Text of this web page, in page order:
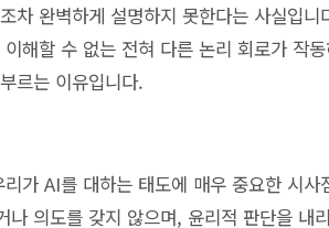
차 완벽하게 설명하지 못한다는 사실입
해할 수 없는 전혀 다른 논리 회로가 작
르는 이유입니다.
리가 AI를 대하는 태도에 매우 중요한 시
나 의도를 갖지 않으며, 윤리적 판단을